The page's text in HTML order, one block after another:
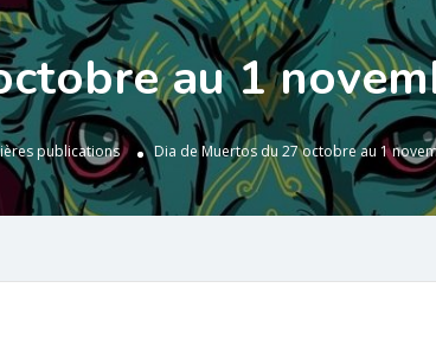
au 1
publications Dia de Muertos du 27 octobre au 1